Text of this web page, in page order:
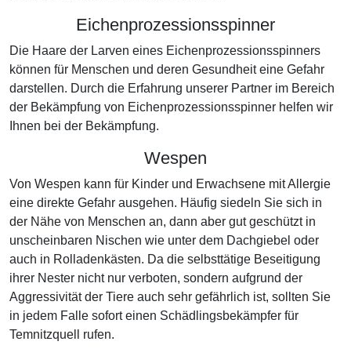
Eichenprozessionsspinner
Die Haare der Larven eines Eichenprozessionsspinners
können für Menschen und deren Gesundheit eine Gefahr
darstellen. Durch die Erfahrung unserer Partner im Bereich
der Bekämpfung von Eichenprozessionsspinner helfen wir
Ihnen bei der Bekämpfung.
Wespen
Von Wespen kann für Kinder und Erwachsene mit Allergie
eine direkte Gefahr ausgehen. Häufig siedeln Sie sich in
der Nähe von Menschen an, dann aber gut geschützt in
unscheinbaren Nischen wie unter dem Dachgiebel oder
auch in Rolladenkästen. Da die selbsttätige Beseitigung
ihrer Nester nicht nur verboten, sondern aufgrund der
Aggressivität der Tiere auch sehr gefährlich ist, sollten Sie
in jedem Falle sofort einen Schädlingsbekämpfer für
Temnitzquell rufen.